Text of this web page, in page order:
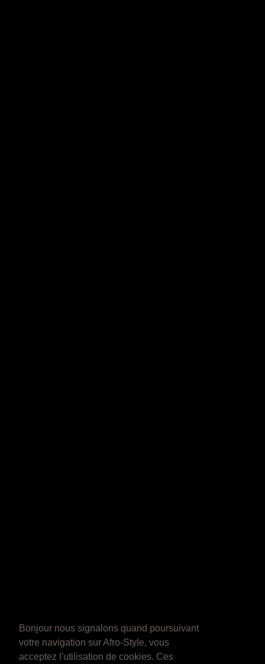
Bonjour nous signalons quand poursuivant
votre navigation sur Afro-Style, vous
acceptez l'utilisation de cookies. Ces